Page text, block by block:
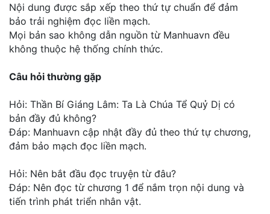
Tin
Tức
Tải
Nội dung được sắp xếp theo thứ tự chuẩn để đảm
bảo trải nghiệm đọc liền mạch.
Mọi bản sao không dẫn nguồn từ Manhuavn đều
không thuộc hệ thống chính thức.
Câu hỏi thường gặp
Hỏi: Thần Bí Giáng Lâm: Ta Là Chúa Tể Quỷ Dị có
bản đầy đủ không?
Đáp: Manhuavn cập nhật đầy đủ theo thứ tự chương,
đảm bảo mạch đọc liền mạch.
Hỏi: Nên bắt đầu đọc truyện từ đâu?
Đáp: Nên đọc từ chương 1 để nắm trọn nội dung và
tiến trình phát triển nhân vật.